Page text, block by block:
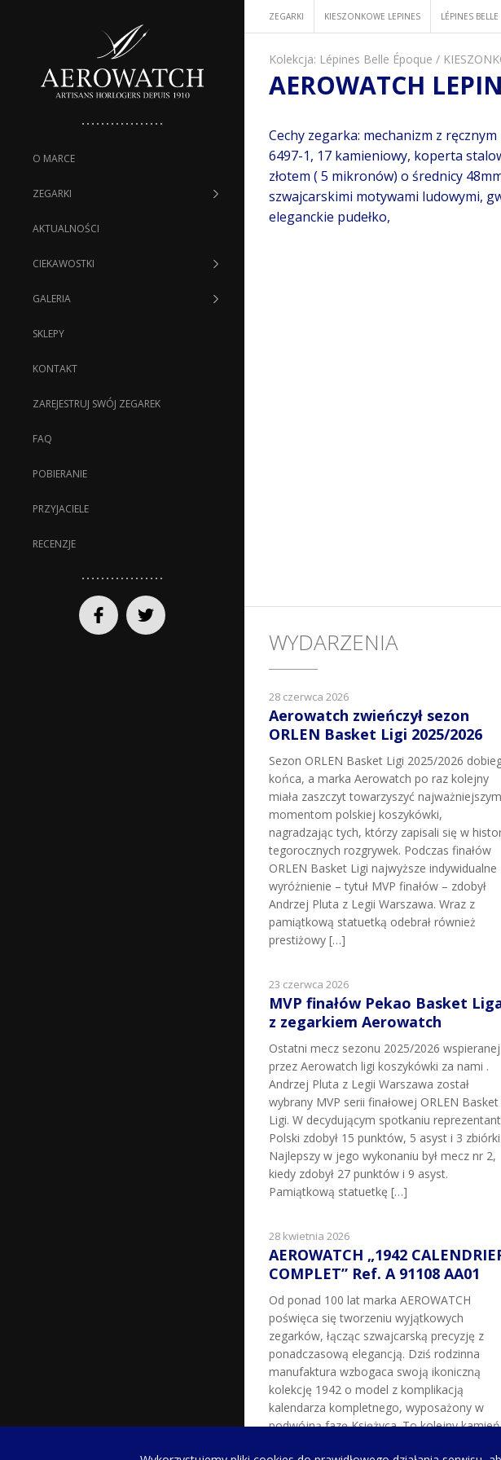
O MARCE
ZEGARKI
AKTUALNOŚCI
CIEKAWOSTKI
GALERIA
SKLEPY
KONTAKT
ZAREJESTRUJ SWÓJ ZEGAREK
FAQ
POBIERANIE
PRZYJACIELE
RECENZJE
ZEGARKI KIESZONKOWE LEPINES LÉPINES
Kolekcja: Lépines Belle Époque /
AEROWATCH
Cechy zegarka: mechanizm z
6497-1, 17 kamieniowy, koperta
złotem ( 5 mikronów) o średnicy
szwajcarskimi motywami ludowymi,
eleganckie pudełko,
WYDARZENIA
28 czerwca 2026
Aerowatch zwieńczył sezon
ORLEN Basket Ligi 2025/2026
Sezon ORLEN Basket Ligi 2025/2026
końca, a marka Aerowatch po raz kolejny
miała zaszczyt towarzyszyć najważniejszym
momentom polskiej koszykówki,
nagradzając tych, którzy zapisali się w
tegorocznych rozgrywek. Podczas finałów
ORLEN Basket Ligi najwyższe indywidualne
wyróżnienie – tytuł MVP finałów – zdobył
Andrzej Pluta z Legii Warszawa. Wraz z
pamiątkową statuetką odebrał również
prestiżowy […]
23 czerwca 2026
MVP finałów Pekao Basket
z zegarkiem Aerowatch
Ostatni mecz sezonu 2025/2026 wspieranej
przez Aerowatch ligi koszykówki za nami .
Andrzej Pluta z Legii Warszawa został
wybrany MVP serii finałowej ORLEN Basket
Ligi. W decydującym spotkaniu reprezentant
Polski zdobył 15 punktów, 5 asyst i 3 zbiórki.
Najlepszy w jego wykonaniu był mecz nr 2,
kiedy zdobył 27 punktów i 9 asyst.
Pamiątkową statuetkę […]
28 kwietnia 2026
AEROWATCH „1942
COMPLET” Ref. A 91108 AA01
Od ponad 100 lat marka AEROWATCH
poświęca się tworzeniu wyjątkowych
zegarków, łącząc szwajcarską precyzję z
ponadczasową elegancją. Dziś rodzinna
manufaktura wzbogaca swoją ikoniczną
kolekcję 1942 o model z komplikacją
kalendarza kompletnego, wyposażony w
podwójną fazę Księżyca. To kolejny kamień